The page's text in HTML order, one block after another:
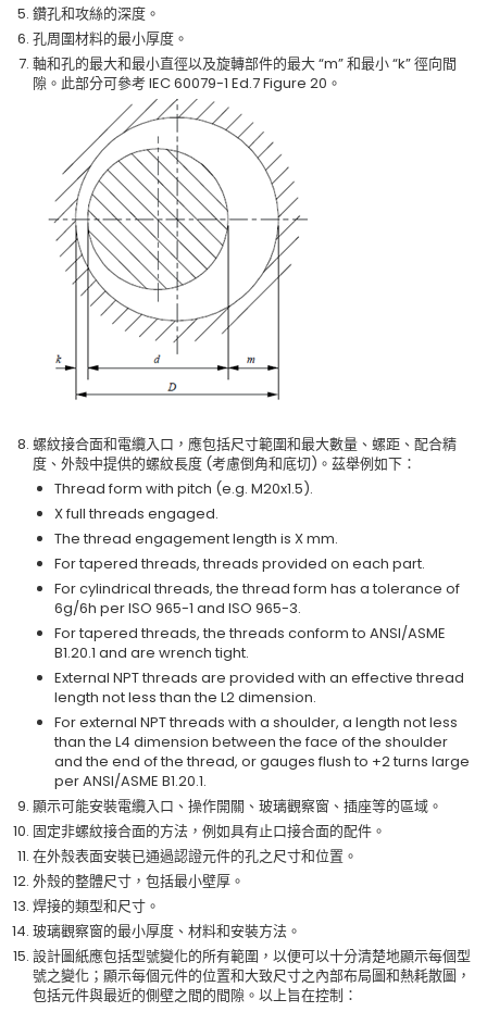
鑽孔和攻絲的深度。
孔周圍材料的最小厚度。
軸和孔的最大和最小直徑以及旋轉部件的最大 “m” 和最小 “k” 徑向間
隙。此部分可參考 IEC 60079-1 Ed.7 Figure 20。
螺紋接合面和電纜入口，應包括尺寸範圍和最大數量、螺距、配合精
度、外殼中提供的螺紋長度 (考慮倒角和底切)。茲舉例如下：
Thread form with pitch (e.g. M20x1.5).
X full threads engaged.
The thread engagement length is X mm.
For tapered threads, threads provided on each part.
For cylindrical threads, the thread form has a tolerance of
6g/6h per ISO 965-1 and ISO 965-3.
For tapered threads, the threads conform to ANSI/ASME
B1.20.1 and are wrench tight.
External NPT threads are provided with an effective thread
length not less than the L2 dimension.
For external NPT threads with a shoulder, a length not less
than the L4 dimension between the face of the shoulder
and the end of the thread, or gauges flush to +2 turns large
per ANSI/ASME B1.20.1.
顯示可能安裝電纜入口、操作開關、玻璃觀察窗、插座等的區域。
固定非螺紋接合面的方法，例如具有止口接合面的配件。
在外殼表面安裝已通過認證元件的孔之尺寸和位置。
外殼的整體尺寸，包括最小壁厚。
焊接的類型和尺寸。
玻璃觀察窗的最小厚度、材料和安裝方法。
設計圖紙應包括型號變化的所有範圍，以便可以十分清楚地顯示每個型
號之變化；顯示每個元件的位置和大致尺寸之內部布局圖和熱耗散圖，
包括元件與最近的側壁之間的間隙。以上旨在控制：